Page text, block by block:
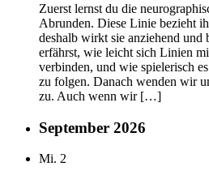
Zuerst lernst du die
Abrunden. Diese Linie bezieht
deshalb wirkt sie anziehend und
erfährst, wie leicht sich Linien
verbinden, und wie spielerisch
zu folgen. Danach wenden wir
zu. Auch wenn wir […]
September 2026
Mi. 2